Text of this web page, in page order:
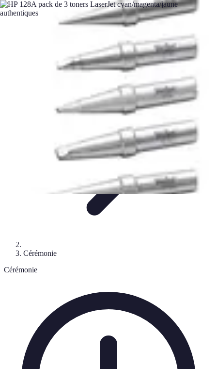
Mariage et Union
Musique et AnimationRituels et TraditionsCélébrations
CérémonieOrganisation de Mariage
Cérémonie
Cérémonie